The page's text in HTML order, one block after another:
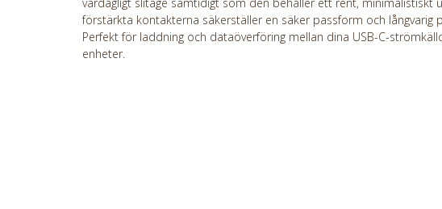
förstärkta kontakterna säkerställer en säker passform och långvarig
Perfekt för laddning och dataöverföring mellan dina USB-C-
enheter.